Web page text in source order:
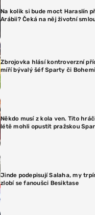
Na kolik si bude moct Haraslín
Arábii? Čeká na něj životní
Zbrojovka hlásí kontroverzní
míří bývalý šéf Sparty či
Někdo musí z kola ven. Tito
létě mohli opustit pražskou
Jinde podepisují Salaha, my
zlobí se fanoušci Besiktase